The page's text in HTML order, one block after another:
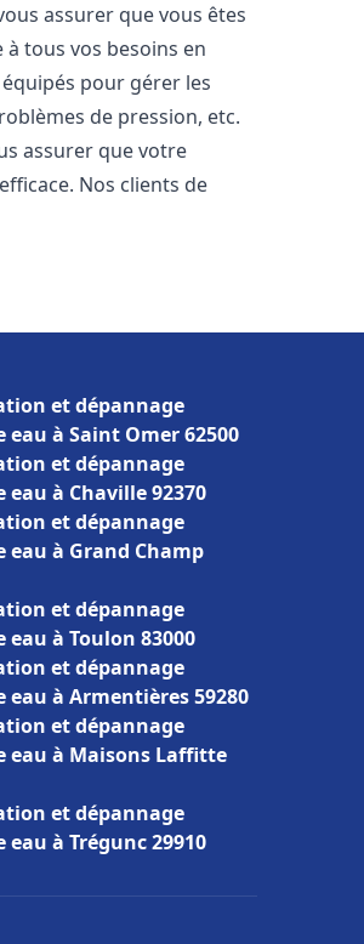
assurer que vous êtes
tous vos besoins en
pour gérer les
de pression, etc.
assurer que votre
Nos clients de
et dépannage
eau à Saint Omer 62500
et dépannage
eau à Chaville 92370
et dépannage
eau à Grand Champ
et dépannage
eau à Toulon 83000
et dépannage
eau à Armentières 59280
et dépannage
eau à Maisons Laffitte
et dépannage
eau à Trégunc 29910